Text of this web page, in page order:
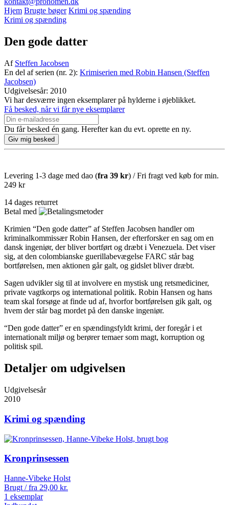
Hjem Brugte bøger Krimi og spænding
Krimi og spænding
Den gode datter
Af Steffen Jacobsen
En del af serien (nr. 2): Krimiserien med Robin Hansen (Steffen
Jacobsen)
Udgivelsesår: 2010
Vi har desværre ingen eksemplarer på hylderne i øjeblikket.
Få besked, når vi får nye eksemplarer
Du får besked én gang. Herefter kan du evt. oprette en ny.
Levering 1-3 dage med dao (fra 39 kr) / Fri fragt ved køb for min.
249 kr
14 dages returret
Betal med
Krimien “Den gode datter” af Steffen Jacobsen handler om
kriminalkommissær Robin Hansen, der efterforsker en sag om en
dansk ingeniør, der bliver bortført og dræbt i Venezuela. Det viser
sig, at den colombianske guerillabevægelse FARC står bag
bortførelsen, men aktionen går galt, og gidslet bliver dræbt.
Sagen udvikler sig til at involvere en mystisk ung retsmediciner,
private vagtkorps og international politik. Robin Hansen og hans
team skal forsøge at finde ud af, hvorfor bortførelsen gik galt, og
hvem der står bag mordet på den danske ingeniør.
“Den gode datter” er en spændingsfyldt krimi, der foregår i et
internationalt miljø og berører temaer som magt, korruption og
politisk spil.
Detaljer om udgivelsen
Udgivelsesår
2010
Krimi og spænding
Kronprinsessen
Hanne-Vibeke Holst
Brugt / fra 29,00 kr.
1 eksemplar